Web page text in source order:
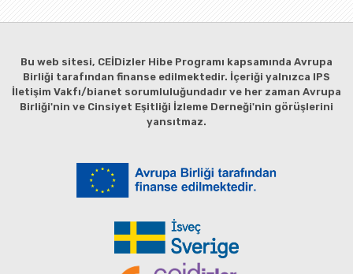
Bu web sitesi, CEİDizler Hibe Programı kapsamında Avrupa
Birliği tarafından finanse edilmektedir. İçeriği yalnızca IPS
İletişim Vakfı/bianet sorumluluğundadır ve her zaman Avrupa
Birliği'nin ve Cinsiyet Eşitliği İzleme Derneği'nin görüşlerini
yansıtmaz.